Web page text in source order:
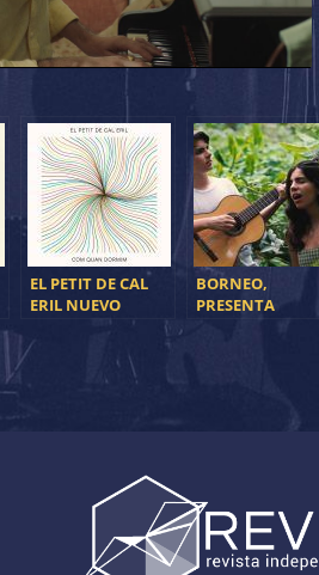
EL PETIT DE CAL
ERIL NUEVO
SINGLE, ‘‘COM
QUAN DORMIM’’
BORNEO,
PRESENTA
«LIMONEROS»